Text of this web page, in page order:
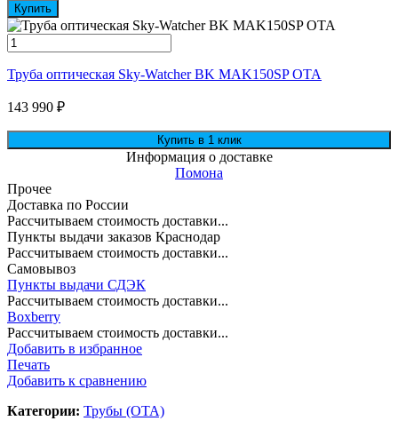
Купить
Труба оптическая Sky-Watcher BK MAK150SP OTA
143 990 ₽
Информация о доставке
Помона
Прочее
Доставка по России
Рассчитываем стоимость доставки...
Пункты выдачи заказов Краснодар
Рассчитываем стоимость доставки...
Самовывоз
Пункты выдачи СДЭК
Рассчитываем стоимость доставки...
Boxberry
Рассчитываем стоимость доставки...
Добавить в избранное
Печать
Добавить к сравнению
Категории: Трубы (ОТА)